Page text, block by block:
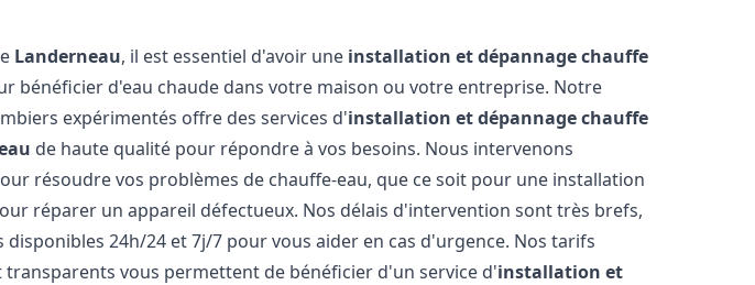
Landerneau, il est essentiel d'avoir une installation et dépannage chauffe
bénéficier d'eau chaude dans votre maison ou votre entreprise. Notre
expérimentés offre des services d'installation et dépannage chauffe
de haute qualité pour répondre à vos besoins. Nous intervenons
résoudre vos problèmes de chauffe-eau, que ce soit pour une installation
réparer un appareil défectueux. Nos délais d'intervention sont très brefs,
disponibles 24h/24 et 7j/7 pour vous aider en cas d'urgence. Nos tarifs
vous permettent de bénéficier d'un service d'installation et